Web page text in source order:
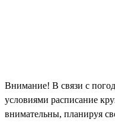
Внимание! В связи с
условиями расписание
внимательны, планируя